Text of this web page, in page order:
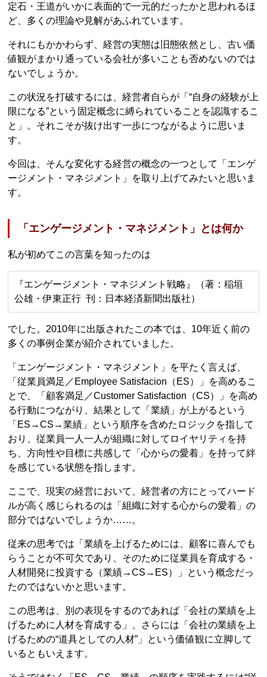
定石・王道がいかに表面的で一元的だったかと思われるほ
ど、多くの理論や見解があふれています。
それにもかかわらず、経営の実態は旧態依然とし、古い価
値観がまかり通っている会社が多いことも否めないのでは
ないでしょうか。
この状況を打破するには、経営者自らが「“自身の経験が上
限になる”という固定概念に縛られていることを認識するこ
と」。それこそが抜け出す一歩につながるように思いま
す。
今回は、そんな変化する経営の概念の一つとして「エンゲ
ージメント・マネジメント」を取り上げてみたいと思いま
す。
「エンゲージメント・マネジメント」とは何か
私が初めてこの言葉を知ったのは
『エンゲージメント・マネジメント戦略』（著：稲垣
公雄・伊東正行 刊：日本経済新聞出版社）
でした。2010年に出版されたこの本では、10年近く前の
多くの事例企業が紹介されていました。
「エンゲージメント・マネジメント」を平たく言えば、
「従業員満足／Employee Satisfacion（ES）」を高めるこ
とで、「顧客満足／Customer Satisfaction（CS）」を高め
る行動につながり、結果として「業績」が上がるという
「ES→CS→業績」という順序を含めたロジックを指して
おり、従業員一人一人が組織に対してロイヤリティを持
ち、方向性や目標に共感して「心からの愛着」を持って絆
を感じている状態を指します。
ここで、現実の経営において、経営者の方にとってハード
ルが高く感じられるのは「組織に対する心からの愛着」の
部分ではないでしょうか……。
従来の思考では「業績を上げるためには、顧客に喜んでも
らうことが不可欠であり、そのために従業員を育成する・
人材開発に投資する（業績→CS→ES）」という概念だっ
たのではないかと思います。
この思考は、別の表現をするのであれば「会社の業績を上
げるために人材を育成する」、さらには「会社の業績を上
げるための“道具としての人材”」という価値観に立脚して
いるともいえます。